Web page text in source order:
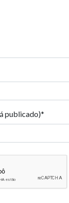
publicado)*